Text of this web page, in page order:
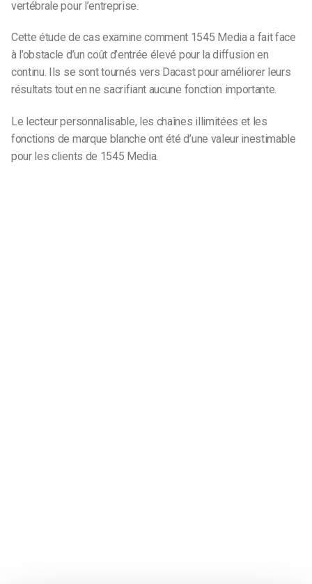
vertébrale pour l’entreprise.
Cette étude de cas examine comment 1545 Media a fait face
à l’obstacle d’un coût d’entrée élevé pour la diffusion en
continu. Ils se sont tournés vers Dacast pour améliorer leurs
résultats tout en ne sacrifiant aucune fonction importante.
Le lecteur personnalisable, les chaînes illimitées et les
fonctions de marque blanche ont été d’une valeur inestimable
pour les clients de 1545 Media.